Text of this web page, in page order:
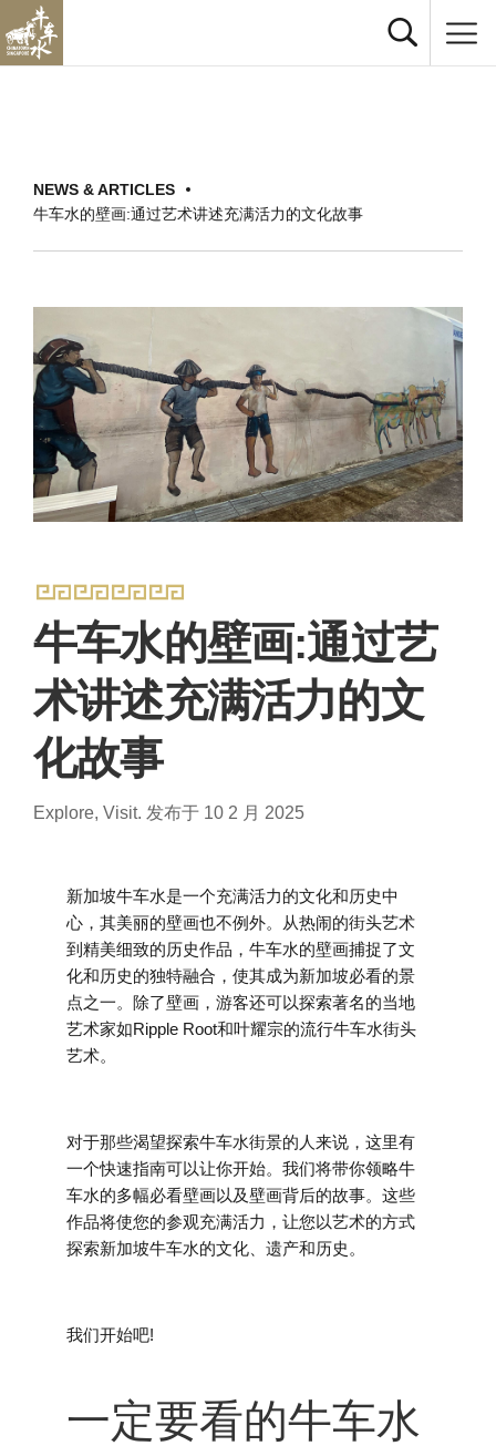
NEWS & ARTICLES
牛车水的壁画:通过艺术讲述充满活力的文化故事
牛车水的壁画:通过艺
术讲述充满活力的文
化故事
Explore, Visit. 发布于 10 2 月 2025
新加坡牛车水是一个充满活力的文化和历史中
心，其美丽的壁画也不例外。从热闹的街头艺术
到精美细致的历史作品，牛车水的壁画捕捉了文
化和历史的独特融合，使其成为新加坡必看的景
点之一。除了壁画，游客还可以探索著名的当地
艺术家如Ripple Root和叶耀宗的流行牛车水街头
艺术。
对于那些渴望探索牛车水街景的人来说，这里有
一个快速指南可以让你开始。我们将带你领略牛
车水的多幅必看壁画以及壁画背后的故事。这些
作品将使您的参观充满活力，让您以艺术的方式
探索新加坡牛车水的文化、遗产和历史。
我们开始吧!
一定要看的牛车水